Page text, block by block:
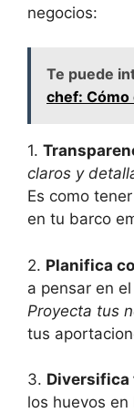
negocios:
Te puede
chef: Cómo
1.
claros y
Es como
en tu barco
2. Planifica
a pensar en
Proyecta tus
tus
3.
los huevos